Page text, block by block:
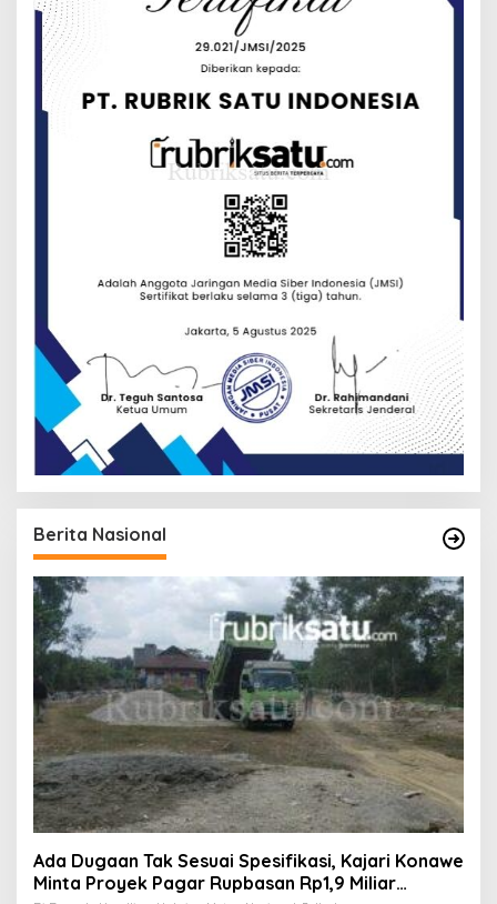
Berita Nasional
Ada Dugaan Tak Sesuai Spesifikasi, Kajari Konawe
Minta Proyek Pagar Rupbasan Rp1,9 Miliar